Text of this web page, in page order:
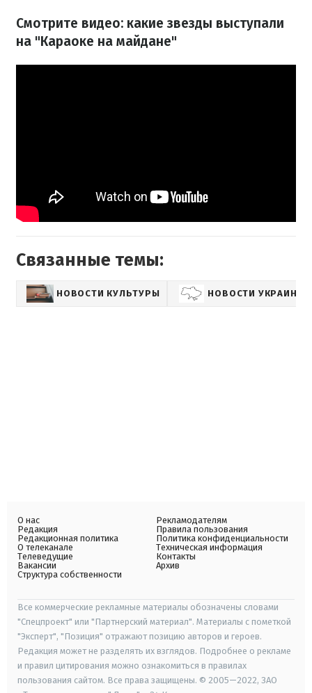
Смотрите видео: какие звезды выступали
на "Караоке на майдане"
Связанные темы:
НОВОСТИ КУЛЬТУРЫ НОВОСТИ УКРАИНЫ
О нас
Редакция
Редакционная политика
О телеканале
Телеведущие
Вакансии
Структура собственности
Рекламодателям
Правила пользования
Политика конфиденциальности
Техническая информация
Контакты
Архив
Все коммерческие рекламные материалы обозначены словами
"Спецпроект" или "Партнерский материал". Материалы с пометкой
"Эксперт", "Позиция" отражают позицию авторов и героев.
Редакция может не разделять их взглядов. Подробнее о рекламе
и правил цитирования можно ознакомиться в правилах
пользования сайтом. Все права защищены. © 2005—2022, ЗАО